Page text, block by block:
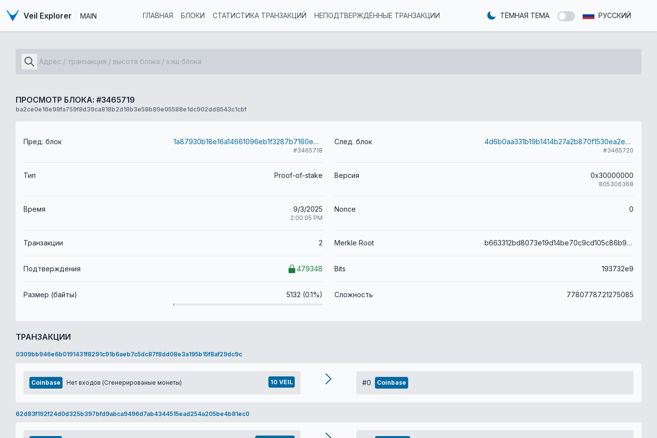
Veil Explorer MAIN ГЛАВНАЯ БЛОКИ СТАТИСТИКА ТРАНЗАКЦИЙ НЕПОДТВЕРЖДЁННЫЕ ТРАНЗАКЦИИ ТЁМНАЯ ТЕМА РУССКИЙ
ПРОСМОТР БЛОКА: #3465719
ba2ce0e16e98fa759f8d39ca818b2d18b3e58b89e05588e1dc902dd8543c1cbf
Пред. блок 1a87930b18e16a14661096eb1f3287b7160ebb18eef1d5eab65c312db639477e
#3465718
След. блок 4d6b0aa331b19b1414b27a2b870f1530ea2e9f7181e76bdc5239d41102bae3e3
#3465720
Тип Proof-of-stake Версия 0x30000000
805306368
Время 9/3/2025
2:00:05 PM
Nonce 0
Транзакции 2 Merkle Root b663312bd8073e19d14be70c9cd105c86b99f3c4dc95ce9b3c67bbc6318d3df2
Подтверждения 479348 Bits 193732e9
Размер (байты) 5132 (0.1%) Сложность 77807787.21275085
ТРАНЗАКЦИИ
0309bb946e6b0191431f8291c91b6aeb7c5dc87f8dd08e3a195b15f8af29dc9c
Coinbase Нет входов (Сгенерированые монеты) 10 VEIL #0 Coinbase
62d83f192f24d0d325b397bfd9abca9496d7ab4344515ead254a205be4b81ec0